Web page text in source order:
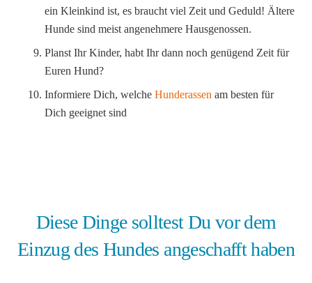
ein Kleinkind ist, es braucht viel Zeit und Geduld! Ältere
Hunde sind meist angenehmere Hausgenossen.
Planst Ihr Kinder, habt Ihr dann noch genügend Zeit für
Euren Hund?
Informiere Dich, welche Hunderassen am besten für
Dich geeignet sind
Diese Dinge solltest Du vor dem
Einzug des Hundes angeschafft haben